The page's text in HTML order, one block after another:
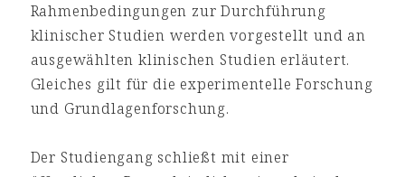
Rahmenbedingungen zur Durchführung
klinischer Studien werden vorgestellt und an
ausgewählten klinischen Studien erläutert.
Gleiches gilt für die experimentelle Forschung
und Grundlagenforschung.
Der Studiengang schließt mit einer